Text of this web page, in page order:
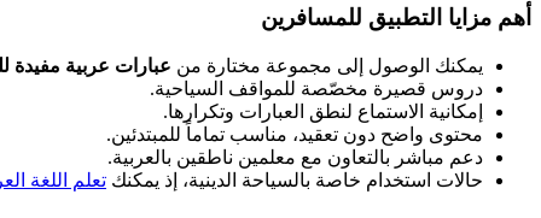
أهم مزايا التطبيق للمسافرين
يمكنك الوصول إلى مجموعة مختارة من عبارات عربية مفيدة
دروس قصيرة مخصّصة للمواقف السياحية.
إمكانية الاستماع لنطق العبارات وتكرارها.
محتوى واضح دون تعقيد، مناسب تماماً للمبتدئين.
دعم مباشر بالتعاون مع معلمين ناطقين بالعربية.
حالات استخدام خاصة بالسياحة الدينية، إذ يمكنك تعلم اللغة